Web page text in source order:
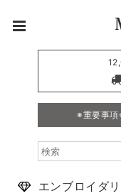
※重要事項
エンブロイダ